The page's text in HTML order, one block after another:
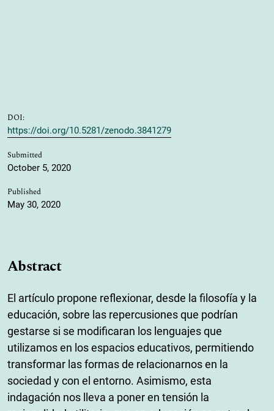
DOI:
https://doi.org/10.5281/zenodo.3841279
Submitted
October 5, 2020
Published
May 30, 2020
Abstract
El artículo propone reflexionar, desde la filosofía y la
educación, sobre las repercusiones que podrían
gestarse si se modificaran los lenguajes que
utilizamos en los espacios educativos, permitiendo
transformar las formas de relacionarnos en la
sociedad y con el entorno. Asimismo, esta
indagación nos lleva a poner en tensión la